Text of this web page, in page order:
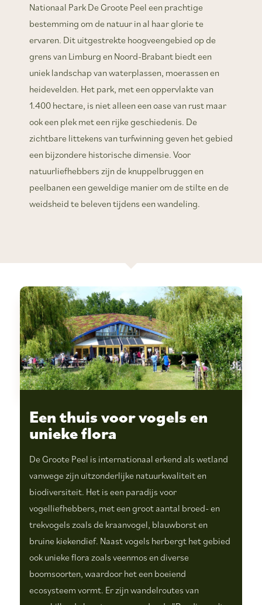
Nationaal Park De Groote Peel een prachtige
bestemming om de natuur in al haar glorie te
ervaren. Dit uitgestrekte hoogveengebied op de
grens van Limburg en Noord-Brabant biedt een
uniek landschap van waterplassen, moerassen en
heidevelden. Het park, met een oppervlakte van
1.400 hectare, is niet alleen een oase van rust maar
ook een plek met een rijke geschiedenis. De
zichtbare littekens van turfwinning geven het gebied
een bijzondere historische dimensie. Voor
natuurliefhebbers zijn de knuppelbruggen en
peelbanen een geweldige manier om de stilte en de
weidsheid te beleven tijdens een wandeling​.
Een thuis voor vogels en
unieke flora
De Groote Peel is internationaal erkend als wetland
vanwege zijn uitzonderlijke natuurkwaliteit en
biodiversiteit. Het is een paradijs voor
vogelliefhebbers, met een groot aantal broed- en
trekvogels zoals de kraanvogel, blauwborst en
bruine kiekendief. Naast vogels herbergt het gebied
ook unieke flora zoals veenmos en diverse
boomsoorten, waardoor het een boeiend
ecosysteem vormt. Er zijn wandelroutes van